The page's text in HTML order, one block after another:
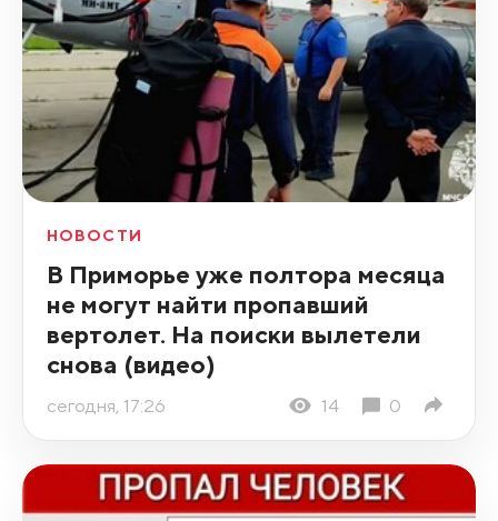
НОВОСТИ
В Приморье уже полтора месяца
не могут найти пропавший
вертолет. На поиски вылетели
снова (видео)
сегодня, 17:26 14 0